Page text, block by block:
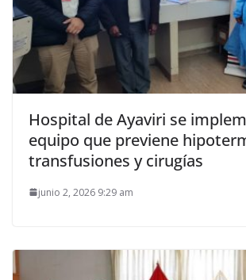
Hospital de Ayaviri se
equipo que previene
transfusiones y cirugías
junio 2, 2026 9:29 am